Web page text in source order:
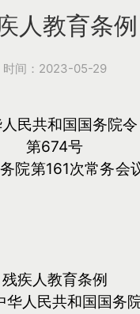
人教育条例
时间：2023-05-29
民共和国国务院令
第674号
院第161次常务
残疾人教育条例
华人民共和国国务